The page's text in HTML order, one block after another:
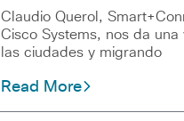
Claudio Querol,
Cisco Systems, nos da
las ciudades y migrando
Read More